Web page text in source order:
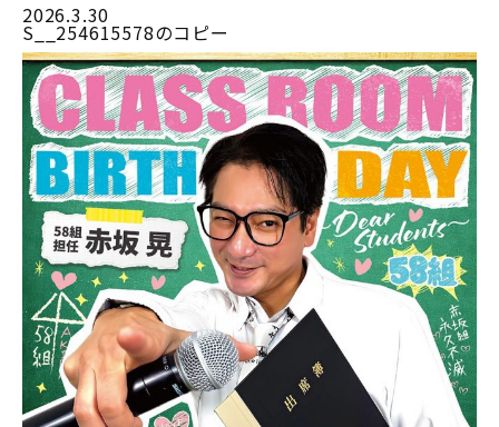
2026.3.30
S__254615578のコピー